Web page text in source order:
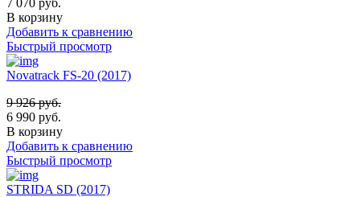
В корзину
Добавить к сравнению
Быстрый просмотр
Novatrack FS-20 (2017)
9 926руб.
6 990 руб.
В корзину
Добавить к сравнению
Быстрый просмотр
STRIDA SD (2017)